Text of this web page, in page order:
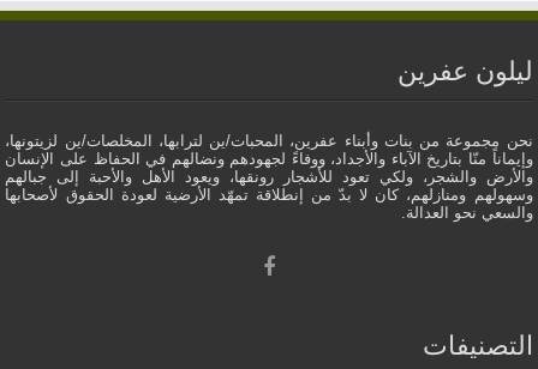
ليلون عفرين
نحن مجموعة من بنات وأبناء عفرين، المحبات/ين لترابها، المخلصات/ين لزيتونها،
وإيماناً منّا بتاريخ الآباء والأجداد، ووفاءً لجهودهم ونضالهم في الحفاظ على الإنسان
والأرض والشجر، ولكي تعود للأشجار رونقها، ويعود الأهل والأحبة إلى جبالهم
وسهولهم ومنازلهم، كان لا بدّ من إنطلاقة تمهّد الأرضية لعودة الحقوق لأصحابها
والسعي نحو العدالة.
التصنيفات